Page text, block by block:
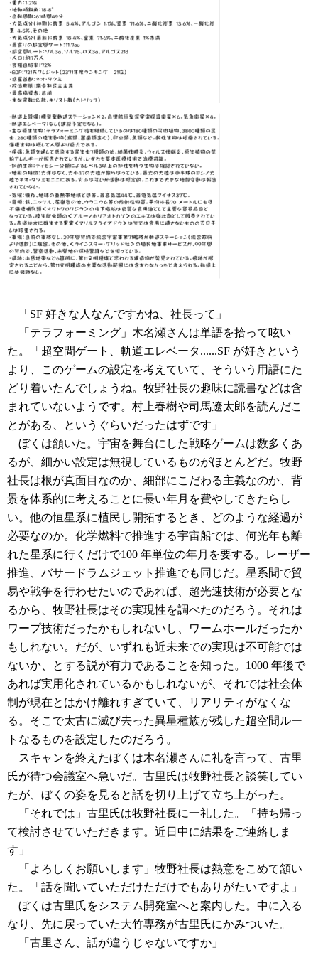
「SF 好きな人なんですかね、社長って」
「テラフォーミング」木名瀬さんは単語を拾って呟い
た。「超空間ゲート、軌道エレベータ......SF が好きという
より、このゲームの設定を考えていて、そういう用語にた
どり着いたんでしょうね。牧野社長の趣味に読書などは含
まれていないようです。村上春樹や司馬遼太郎を読んだこ
とがある、というぐらいだったはずです」
ぼくは頷いた。宇宙を舞台にした戦略ゲームは数多くあ
るが、細かい設定は無視しているものがほとんどだ。牧野
社長は根が真面目なのか、細部にこだわる主義なのか、背
景を体系的に考えることに長い年月を費やしてきたらし
い。他の恒星系に植民し開拓するとき、どのような経過が
必要なのか。化学燃料で推進する宇宙船では、何光年も離
れた星系に行くだけで100 年単位の年月を要する。レーザー
推進、バサードラムジェット推進でも同じだ。星系間で貿
易や戦争を行わせたいのであれば、超光速技術が必要とな
るから、牧野社長はその実現性を調べたのだろう。それは
ワープ技術だったかもしれないし、ワームホールだったか
もしれない。だが、いずれも近未来での実現は不可能では
ないか、とする説が有力であることを知った。1000 年後で
あれば実用化されているかもしれないが、それでは社会体
制が現在とはかけ離れすぎていて、リアリティがなくな
る。そこで太古に滅び去った異星種族が残した超空間ルー
トなるものを設定したのだろう。
スキャンを終えたぼくは木名瀬さんに礼を言って、古里
氏が待つ会議室へ急いだ。古里氏は牧野社長と談笑してい
たが、ぼくの姿を見ると話を切り上げて立ち上がった。
「それでは」古里氏は牧野社長に一礼した。「持ち帰っ
て検討させていただきます。近日中に結果をご連絡しま
す」
「よろしくお願いします」牧野社長は熱意をこめて頷い
た。「話を聞いていただけただけでもありがたいですよ」
ぼくは古里氏をシステム開発室へと案内した。中に入る
なり、先に戻っていた大竹専務が古里氏にかみついた。
「古里さん、話が違うじゃないですか」